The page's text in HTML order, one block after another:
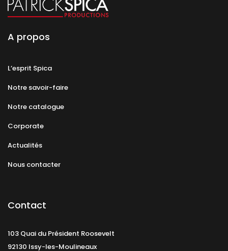
A propos
L’esprit Spica
Notre savoir-faire
Notre catalogue
Corporate
Actualités
Nous contacter
Contact
103 Quai du Président Roosevelt
92130 Issy-les-Moulineaux